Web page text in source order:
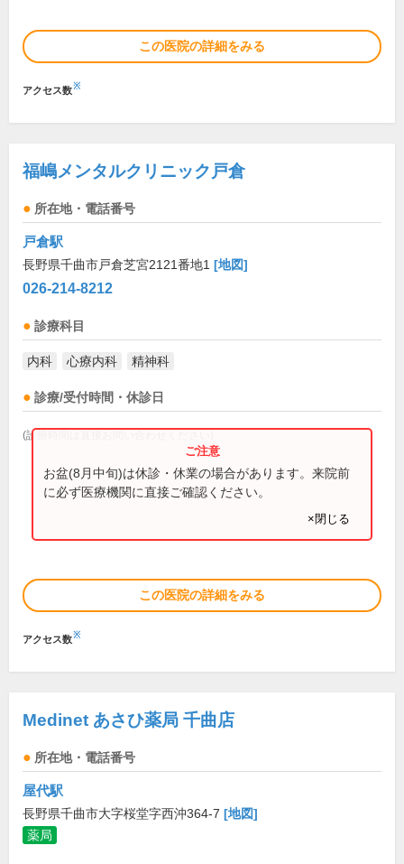
この医院の詳細をみる
アクセス数※
福嶋メンタルクリニック戸倉
所在地・電話番号
戸倉駅
長野県千曲市戸倉芝宮2121番地1 [地図]
026-214-8212
診療科目
内科 心療内科 精神科
診療/受付時間・休診日
(診療時間は直接お問い合わせください)
お盆(8月中旬)は休診・休業の場合があります。来院前
に必ず医療機関に直接ご確認ください。
×閉じる
この医院の詳細をみる
アクセス数※
Medinet あさひ薬局 千曲店
所在地・電話番号
屋代駅
長野県千曲市大字桜堂字西沖364-7 [地図]
薬局